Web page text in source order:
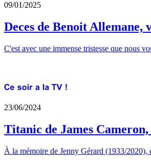
09/01/2025
Deces de Benoit
C'est avec une immense tristesse que nous
23/06/2024
Titanic de James
À la mémoire de Jenny Gérard (1933/2020),